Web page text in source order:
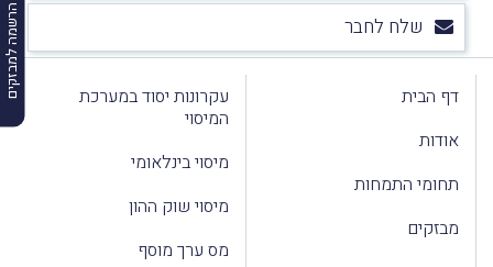
הרשמה למבזקים
שלח לחבר
דף הבית
אודות
תחומי התמחות
מבזקים
עקרונות יסוד במערכת
המיסוי
מיסוי בינלאומי
מיסוי שוק ההון
מס ערך מוסף